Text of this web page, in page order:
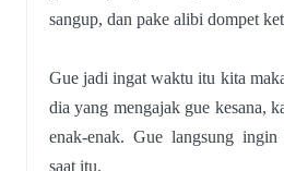
sangup, dan pake alibi dompet
Gue jadi ingat waktu itu kita
dia yang mengajak gue kesana,
enak-enak. Gue langsung ingin
saat itu.